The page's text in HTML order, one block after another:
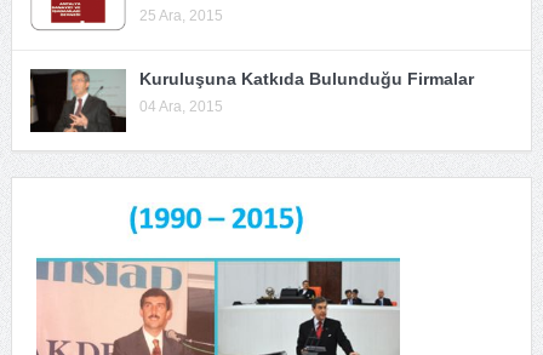
25 Ara, 2015
Kuruluşuna Katkıda Bulunduğu Firmalar
04 Ara, 2015